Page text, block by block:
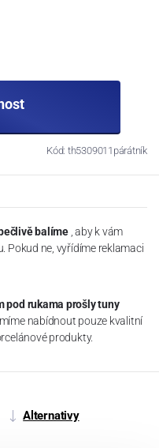
Kód: th5309011párátník
balíme , aby k vám
Pokud ne, vyřídíme reklamaci
pod rukama prošly tuny
nabídnout pouze kvalitní
produkty.
Alternativy